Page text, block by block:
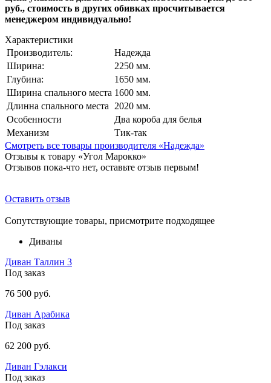
руб., стоимость в других обивках просчитывается
менеджером индивидуально!
Характеристики
Производитель:
Надежда
Ширина:
2250 мм.
Глубина:
1650 мм.
Ширина спального места 1600 мм.
Длинна спального места
2020 мм.
Особенности
Два короба для белья
Механизм
Тик-так
Смотреть все товары производителя «Надежда»
Отзывы к товару «Угол Марокко»
Отзывов пока-что нет, оставьте отзыв первым!
Оставить отзыв
Сопутствующие товары, присмотрите подходящее
Диваны
Диван Таллин 3
Под заказ
76 500 руб.
Диван Арабика
Под заказ
62 200 руб.
Диван Гэлакси
Под заказ